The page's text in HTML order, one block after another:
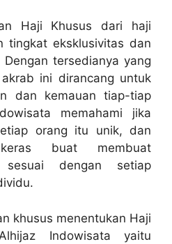
Haji Khusus dari haji
tingkat eksklusivitas dan
tersedianya yang
ini dirancang untuk
dan kemauan tiap-tiap
memahami jika
orang itu unik, dan
buat membuat
sesuai dengan setiap
khusus menentukan Haji
Indowisata yaitu